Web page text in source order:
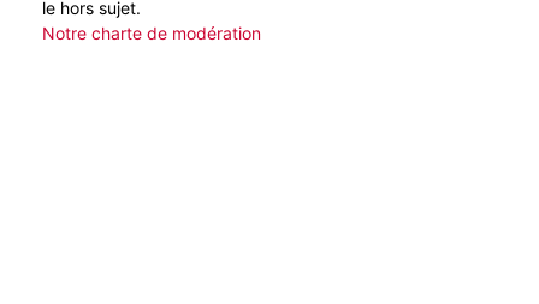
le hors sujet.
Notre charte de modération